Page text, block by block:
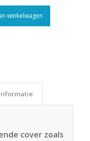
winkelwagen
cover zoals